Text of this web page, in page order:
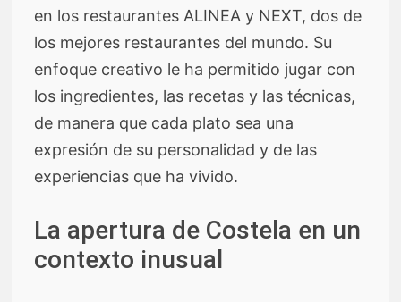
en los restaurantes ALINEA y NEXT, dos de
los mejores restaurantes del mundo. Su
enfoque creativo le ha permitido jugar con
los ingredientes, las recetas y las técnicas,
de manera que cada plato sea una
expresión de su personalidad y de las
experiencias que ha vivido.
La apertura de Costela en un
contexto inusual